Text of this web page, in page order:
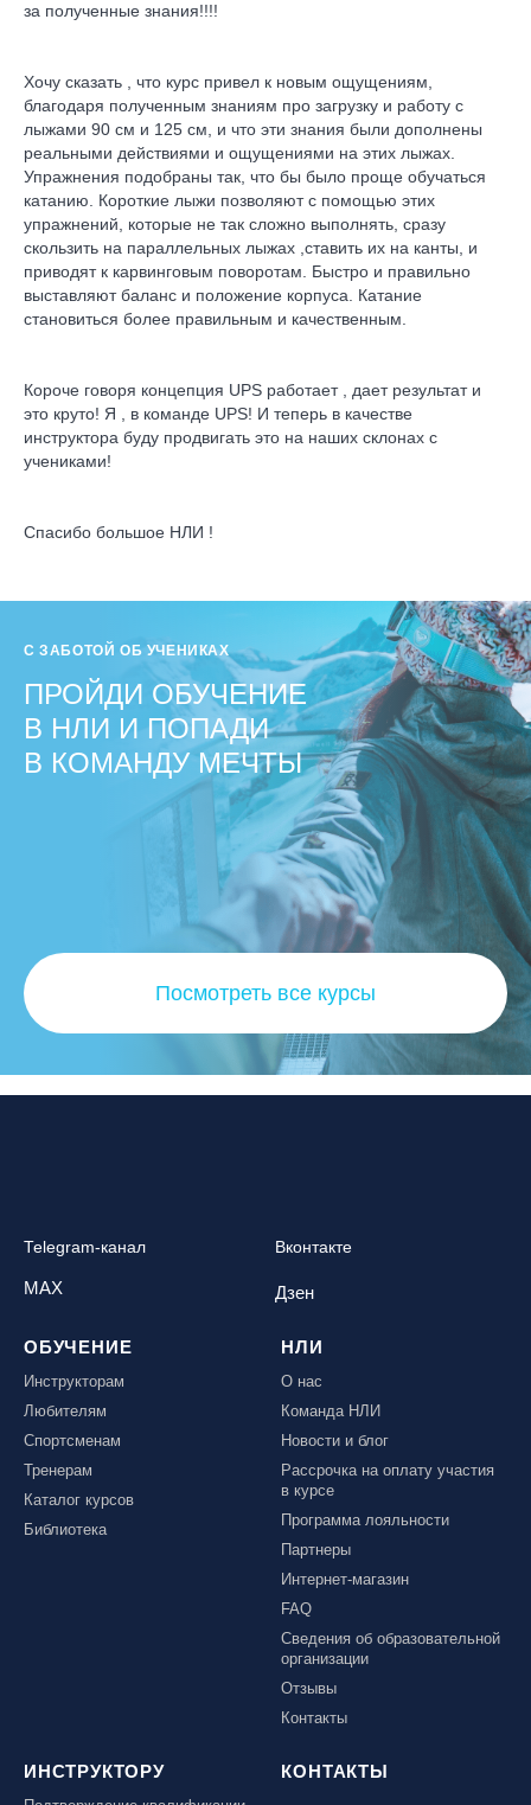
за полученные знания!!!!
Хочу сказать , что курс привел к новым ощущениям,
благодаря полученным знаниям про загрузку и работу с
лыжами 90 см и 125 см, и что эти знания были дополнены
реальными действиями и ощущениями на этих лыжах.
Упражнения подобраны так, что бы было проще обучаться
катанию. Короткие лыжи позволяют с помощью этих
упражнений, которые не так сложно выполнять, сразу
скользить на параллельных лыжах ,ставить их на канты, и
приводят к карвинговым поворотам. Быстро и правильно
выставляют баланс и положение корпуса. Катание
становиться более правильным и качественным.
Короче говоря концепция UPS работает , дает результат и
это круто! Я , в команде UPS! И теперь в качестве
инструктора буду продвигать это на наших склонах с
учениками!
Спасибо большое НЛИ !
С ЗАБОТОЙ ОБ УЧЕНИКАХ
ПРОЙДИ ОБУЧЕНИЕ
В НЛИ И ПОПАДИ
В КОМАНДУ МЕЧТЫ
Посмотреть все курсы
Telegram-канал Вконтакте
MAX Дзен
ОБУЧЕНИЕ
Инструкторам
Любителям
Спортсменам
Тренерам
Каталог курсов
Библиотека
НЛИ
О нас
Команда НЛИ
Новости и блог
Рассрочка на оплату участия
в курсе
Программа лояльности
Партнеры
Интернет-магазин
FAQ
Сведения об образовательной
организации
Отзывы
Контакты
ИНСТРУКТОРУ КОНТАКТЫ